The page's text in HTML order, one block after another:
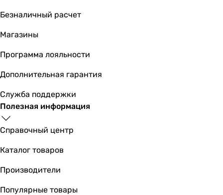
Безналичный расчет
Магазины
Программа лояльности
Дополнительная гарантия
Служба поддержки
Полезная информация
Справочный центр
Каталог товаров
Производители
Популярные товары